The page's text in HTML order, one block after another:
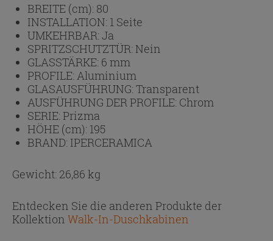
BREITE (cm): 80
INSTALLATION: 1 Seite
UMKEHRBAR:Ja
SPRITZSCHUTZTÜR:Nein
GLASSTÄRKE: 6 mm
PROFILE: Aluminium
GLASAUSFÜHRUNG:Transparent
AUSFÜHRUNG DER PROFILE: Chrom
SERIE:Prizma
HÖHE (cm): 195
BRAND: IPERCERAMICA
Gewicht: 26,86 kg
Entdecken Sie die anderen Produkte der
Kollektion Walk-In-Duschkabinen